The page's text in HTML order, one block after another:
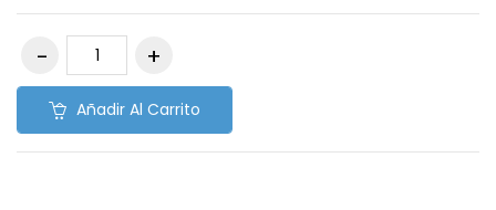
Añadir Al Carrito